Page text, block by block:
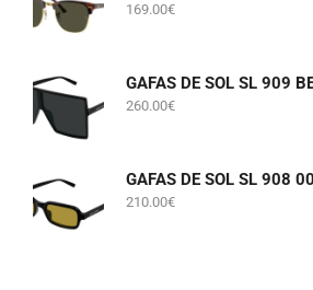
169.00€
260.00€
210.00€